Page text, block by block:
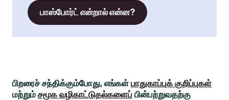
பாஸ்போர்ட் என்றால் என்ன?
பிறரைச் சந்திக்கும்போது, எங்கள் பாதுகாப்புக் குறிப்புகள்
மற்றும் சமூக வழிகாட்டுதல்களைப் பின்பற்றுவதற்கு